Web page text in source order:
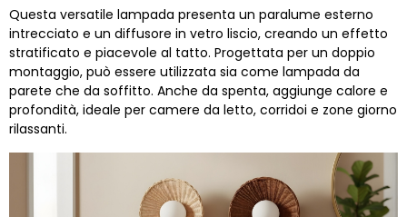
Questa versatile lampada presenta un paralume esterno
intrecciato e un diffusore in vetro liscio, creando un effetto
stratificato e piacevole al tatto. Progettata per un doppio
montaggio, può essere utilizzata sia come lampada da
parete che da soffitto. Anche da spenta, aggiunge calore e
profondità, ideale per camere da letto, corridoi e zone giorno
rilassanti.